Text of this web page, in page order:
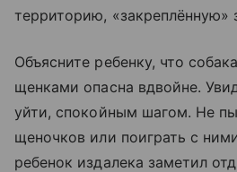
территорию, «закреплённую»
Объясните ребенку, что
щенками опасна вдвойне.
уйти, спокойным шагом. Не
щеночков или поиграть с
ребенок издалека заметил